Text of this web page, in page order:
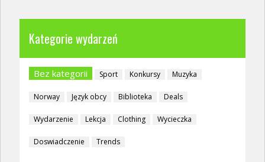
Kategorie wydarzeń
Bez kategorii Sport Konkursy Muzyka
Norway Język obcy Biblioteka Deals
Wydarzenie Lekcja Clothing Wycieczka
Doswiadczenie Trends